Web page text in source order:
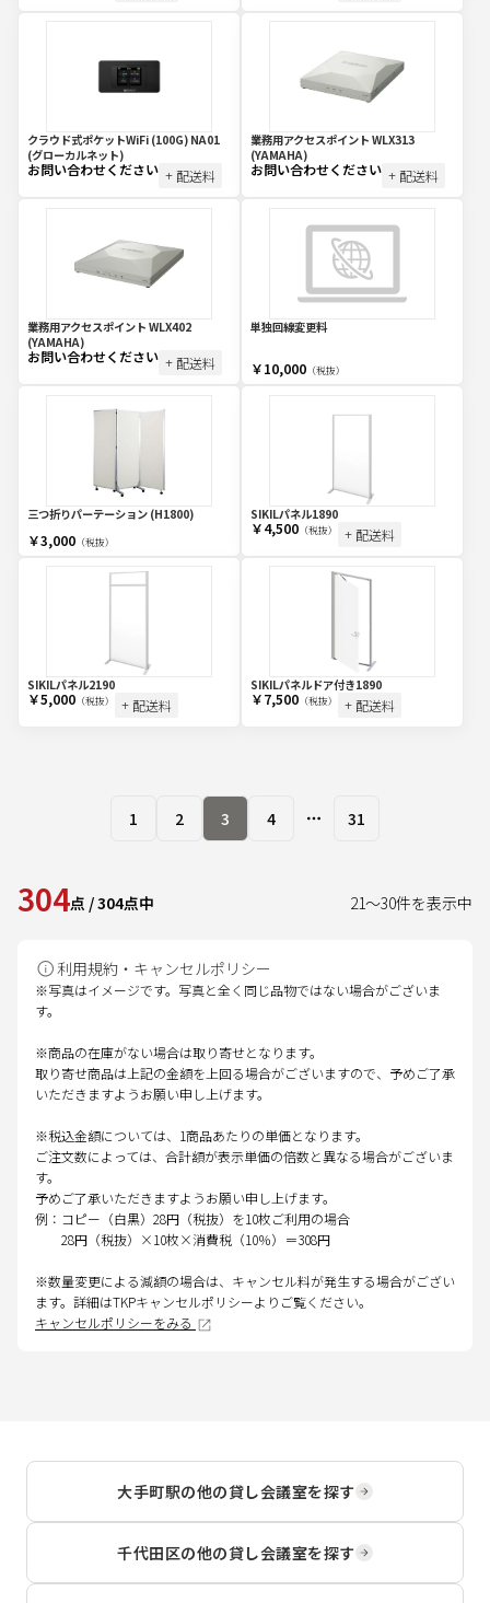
クラウド式ポケットWiFi (100G) NA01
(グローカルネット)
お問い合わせください + 配送料
業務用アクセスポイント WLX313
(YAMAHA)
お問い合わせください + 配送料
業務用アクセスポイント WLX402
(YAMAHA)
お問い合わせください + 配送料
単独回線変更料
￥10,000（税抜）
三つ折りパーテーション (H1800)
￥3,000（税抜）
SIKILパネル1890
￥4,500（税抜） + 配送料
SIKILパネル2190
￥5,000（税抜） + 配送料
SIKILパネルドア付き1890
￥7,500（税抜） + 配送料
1 2 3 4 More pages
31
304点 /304点中 21～30件を表示中
利用規約・キャンセルポリシー
※写真はイメージです。写真と全く同じ品物ではない場合がございま
す。
※商品の在庫がない場合は取り寄せとなります。
取り寄せ商品は上記の金額を上回る場合がございますので、予めご了承
いただきますようお願い申し上げます。
※税込金額については、1商品あたりの単価となります。
ご注文数によっては、合計額が表示単価の倍数と異なる場合がございま
す。
予めご了承いただきますようお願い申し上げます。
例：コピー（白黒）28円（税抜）を10枚ご利用の場合
28円（税抜）×10枚×消費税（10％）＝308円
※数量変更による減額の場合は、キャンセル料が発生する場合がござい
ます。詳細はTKPキャンセルポリシーよりご覧ください。
キャンセルポリシーをみる
大手町駅の他の貸し会議室を探す
千代田区の他の貸し会議室を探す